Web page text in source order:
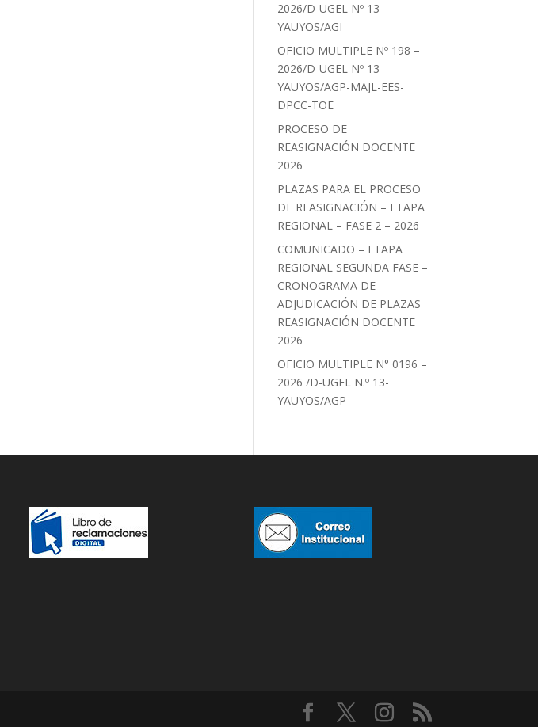
2026/D-UGEL Nº 13-
YAUYOS/AGI
OFICIO MULTIPLE Nº 198 –
2026/D-UGEL Nº 13-
YAUYOS/AGP-MAJL-EES-
DPCC-TOE
PROCESO DE
REASIGNACIÓN DOCENTE
2026
PLAZAS PARA EL PROCESO
DE REASIGNACIÓN – ETAPA
REGIONAL – FASE 2 – 2026
COMUNICADO – ETAPA
REGIONAL SEGUNDA FASE –
CRONOGRAMA DE
ADJUDICACIÓN DE PLAZAS
REASIGNACIÓN DOCENTE
2026
OFICIO MULTIPLE N° 0196 –
2026 /D-UGEL N.º 13-
YAUYOS/AGP